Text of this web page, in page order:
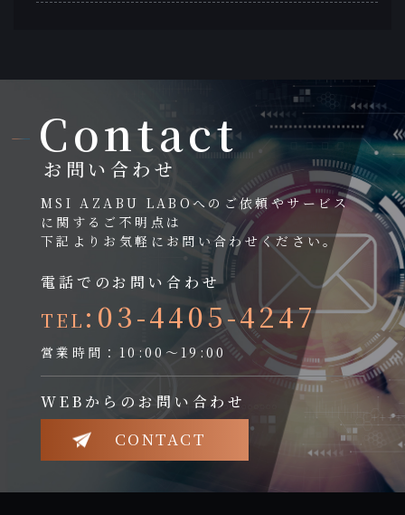
Contact
お問い合わせ
MSI AZABU LABOへのご依頼やサービス
に関するご不明点は
下記よりお気軽にお問い合わせください。
電話でのお問い合わせ
TEL :03-4405-4247
営業時間：10:00～19:00
WEBからのお問い合わせ
CONTACT